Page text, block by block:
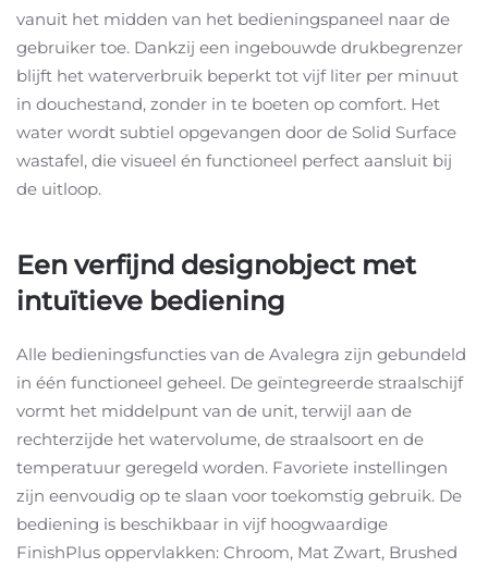
vanuit het midden van het bedieningspaneel naar de
gebruiker toe. Dankzij een ingebouwde drukbegrenzer
blijft het waterverbruik beperkt tot vijf liter per minuut
in douchestand, zonder in te boeten op comfort. Het
water wordt subtiel opgevangen door de Solid Surface
wastafel, die visueel én functioneel perfect aansluit bij
de uitloop. ​
Een verfijnd designobject met
intuïtieve bediening
Alle bedieningsfuncties van de Avalegra zijn gebundeld
in één functioneel geheel. De geïntegreerde straalschijf
vormt het middelpunt van de unit, terwijl aan de
rechterzijde het watervolume, de straalsoort en de
temperatuur geregeld worden. Favoriete instellingen
zijn eenvoudig op te slaan voor toekomstig gebruik. De
bediening is beschikbaar in vijf hoogwaardige
FinishPlus oppervlakken: Chroom, Mat Zwart, Brushed